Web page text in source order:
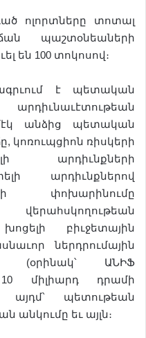
ոլորտները տոտալ
պաշտօնեաների
են 100 տոկոսով։
է պետական
անձից պետական
կոռուպցիոն ռիսկերի
արդիւնքների
արդիւնքներով
փոխարինումը
բիւջետային
ներդրումային
(օրինակ՝ ԱՆԻՖ
միլիարդ դրամի
պետութեան
անկումը եւ այլն։